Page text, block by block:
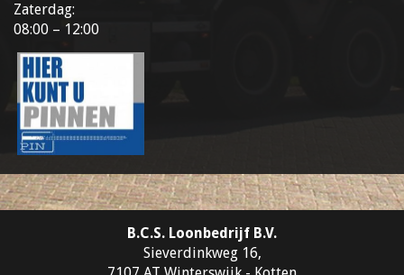
Zaterdag:
08:00 – 12:00
B.C.S. Loonbedrijf B.V.
Sieverdinkweg 16,